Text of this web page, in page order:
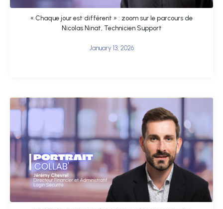
« Chaque jour est différent » : zoom sur le parcours de
Nicolas Ninat, Technicien Support
January 13, 2026